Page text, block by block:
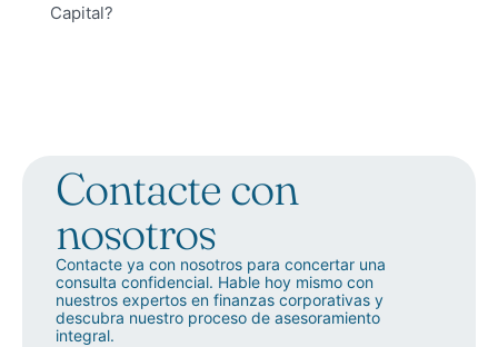
Capital?
Contacte con
nosotros
Contacte ya con nosotros para concertar una
consulta confidencial. Hable hoy mismo con
nuestros expertos en finanzas corporativas y
descubra nuestro proceso de asesoramiento
integral.